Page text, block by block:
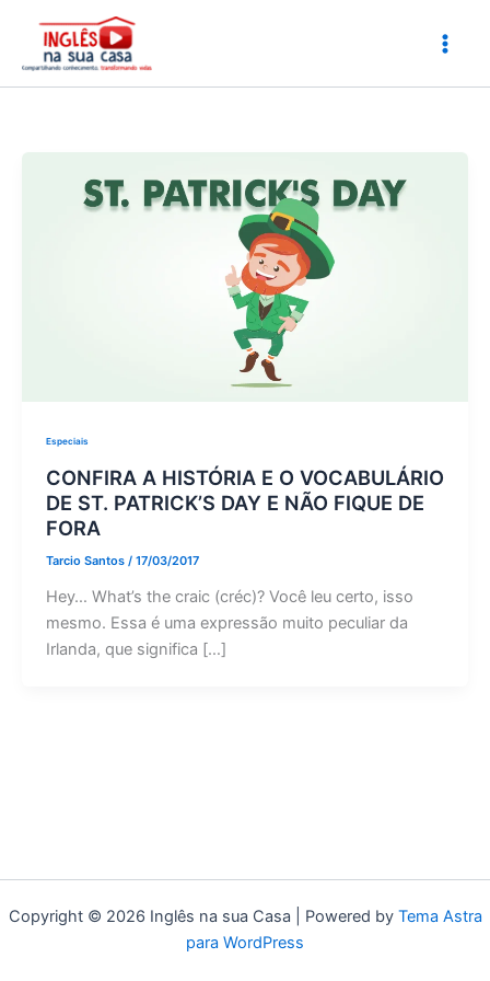
conteúdo
Especiais
CONFIRA A HISTÓRIA E O VOCABULÁRIO
DE ST. PATRICK’S DAY E NÃO FIQUE DE
FORA
Tarcio Santos / 17/03/2017
Hey… What’s the craic (créc)? Você leu certo, isso
mesmo. Essa é uma expressão muito peculiar da
Irlanda, que significa […]
Copyright © 2026 Inglês na sua Casa | Powered by Tema Astra
para WordPress